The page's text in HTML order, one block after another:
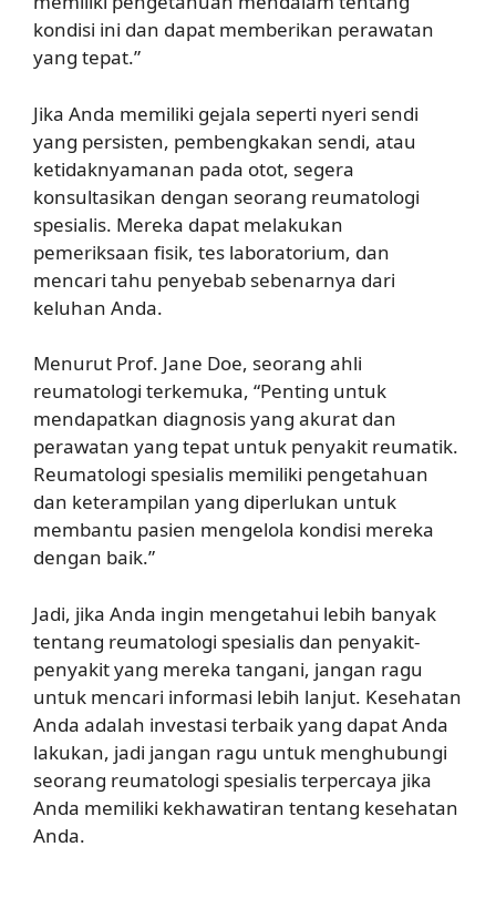
kondisi ini dan dapat memberikan perawatan
yang tepat.”
Jika Anda memiliki gejala seperti nyeri sendi
yang persisten, pembengkakan sendi, atau
ketidaknyamanan pada otot, segera
konsultasikan dengan seorang reumatologi
spesialis. Mereka dapat melakukan
pemeriksaan fisik, tes laboratorium, dan
mencari tahu penyebab sebenarnya dari
keluhan Anda.
Menurut Prof. Jane Doe, seorang ahli
reumatologi terkemuka, “Penting untuk
mendapatkan diagnosis yang akurat dan
perawatan yang tepat untuk penyakit reumatik.
Reumatologi spesialis memiliki pengetahuan
dan keterampilan yang diperlukan untuk
membantu pasien mengelola kondisi mereka
dengan baik.”
Jadi, jika Anda ingin mengetahui lebih banyak
tentang reumatologi spesialis dan penyakit-
penyakit yang mereka tangani, jangan ragu
untuk mencari informasi lebih lanjut. Kesehatan
Anda adalah investasi terbaik yang dapat Anda
lakukan, jadi jangan ragu untuk menghubungi
seorang reumatologi spesialis terpercaya jika
Anda memiliki kekhawatiran tentang kesehatan
Anda.